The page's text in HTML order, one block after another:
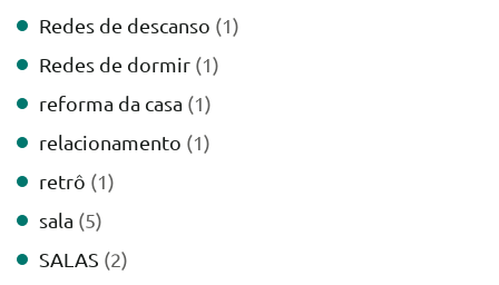
Redes de descanso (1)
Redes de dormir (1)
reforma da casa (1)
relacionamento (1)
retrô (1)
sala (5)
SALAS (2)